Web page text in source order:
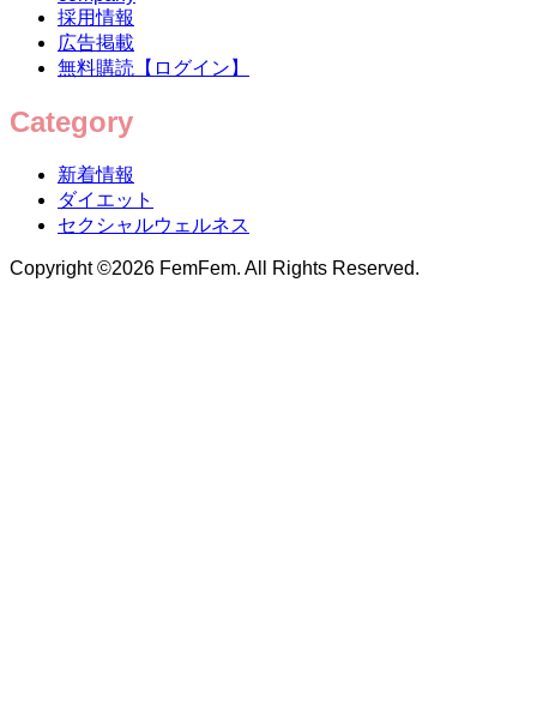
採用情報
広告掲載
無料購読【ログイン】
Category
新着情報
ダイエット
セクシャルウェルネス
Copyright ©2026 FemFem. All Rights Reserved.